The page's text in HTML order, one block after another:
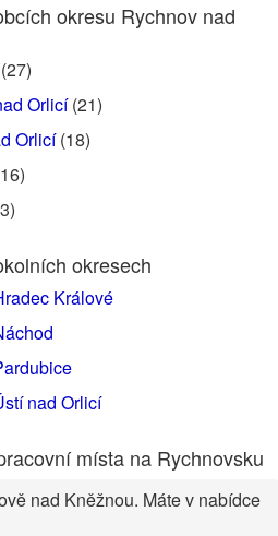
okresu Rychnov nad
(27)
Orlicí(21)
Orlicí(18)
okresech
Králové
nad Orlicí
místa na Rychnovsku
nad Kněžnou. Máte v nabídce